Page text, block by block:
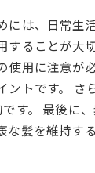
には、日常生
することが大
使用に注意が
ントです。
す。 最後に
髪を維持す